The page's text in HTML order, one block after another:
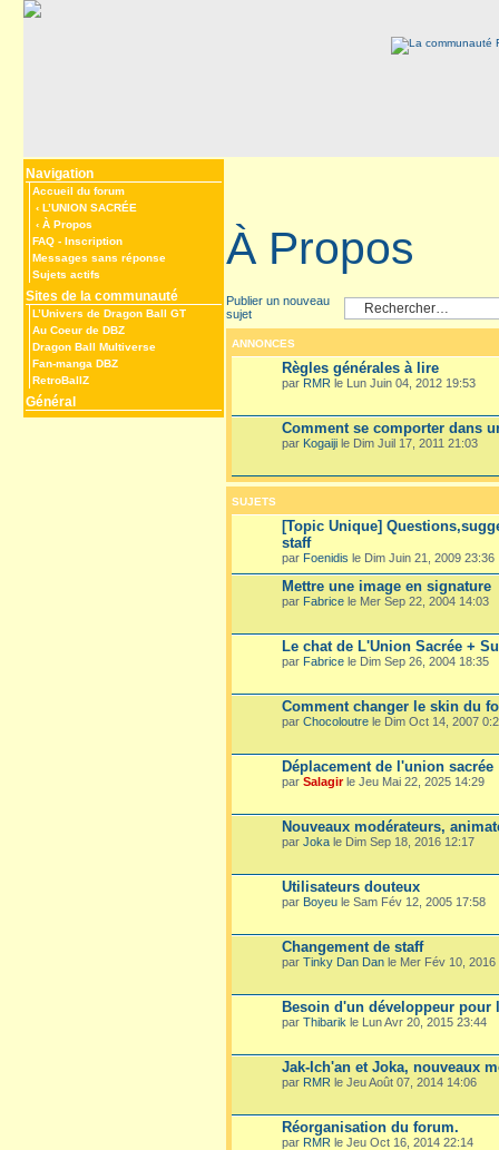
Navigation
Accueil du forum
‹ L’UNION SACRÉE
‹ À Propos
FAQ - Inscription
Messages sans réponse
Sujets actifs
Sites de la communauté
L’Univers de Dragon Ball GT
Au Coeur de DBZ
Dragon Ball Multiverse
Fan-manga DBZ
RetroBallZ
Général
À Propos
Publier un nouveau
sujet
ANNONCES
Règles générales à lire
par RMR le Lun Juin 04, 2012 19:53
Comment se comporter dans
par Kogaiji le Dim Juil 17, 2011 21:03
SUJETS
[Topic Unique]
staff
par Foenidis le Dim Juin 21, 2009 23:36
Mettre une image en signature
par Fabrice le Mer Sep 22, 2004 14:03
Le chat de L'Union Sacrée +
par Fabrice le Dim Sep 26, 2004 18:35
Comment changer le skin du
par Chocoloutre le Dim Oct 14, 2007
Déplacement de l'union sacrée
par Salagirle Jeu Mai 22, 2025 14:29
Nouveaux modérateurs,
par Joka le Dim Sep 18, 2016 12:17
Utilisateurs douteux
par Boyeu le Sam Fév 12, 2005 17:58
Changement de staff
par Tinky Dan Dan le Mer Fév 10, 2016
Besoin d'un développeur pour
par Thibarik le Lun Avr 20, 2015 23:44
Jak-Ich'an et Joka, nouveaux
par RMR le Jeu Août 07, 2014 14:06
Réorganisation du forum.
par RMR le Jeu Oct 16, 2014 22:14